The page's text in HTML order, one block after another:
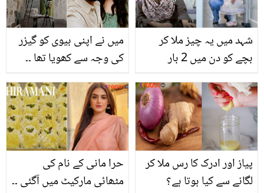
میں نے اپنی بیوی کو گیزر
کی وجہ سے کھویا تھا ۔۔
ساتھ ایسا کیا ہوا کہ وہ آئی
سی یو میں چلی گئی؟ گھر
میں بھی گیزر ہے تو یہ
ضرور پڑھ لیں
شہد میں یہ چیز ملا کر
بچے کو دن میں 2 بار
لئے ڈاکٹر ام راحیل کا
سالوں پرانا نسخہ! آپ بھی
جان لیں
حرا مانی کے نام کی
مٹھائی مارکیٹ میں آگئی ۔۔
پیاز اور ادرک کا رس ملا کر
لگانے سے کیا ہوتا ہے؟